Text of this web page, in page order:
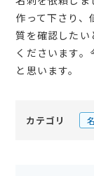
作って下さり、
質を確認したい
くださいます
と思います。
カテゴリ